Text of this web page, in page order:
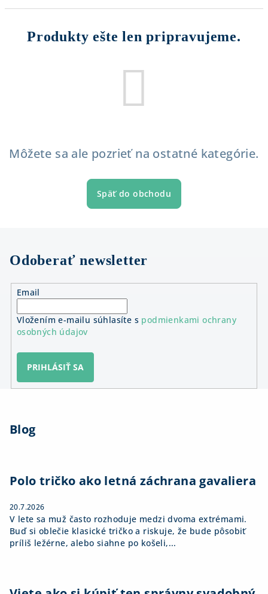
Produkty ešte len pripravujeme.
Môžete sa ale pozrieť na ostatné kategórie.
Späť do obchodu
Odoberať newsletter
Email
Vložením e-mailu súhlasíte s podmienkami ochrany
osobných údajov
PRIHLÁSIŤ SA
Blog
Polo tričko ako letná záchrana gavaliera
20.7.2026
V lete sa muž často rozhoduje medzi dvoma extrémami.
Buď si oblečie klasické tričko a riskuje, že bude pôsobiť
príliš ležérne, alebo siahne po košeli,...